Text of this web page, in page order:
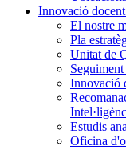
Innovació
El nostre
Pla
Unitat de
Innovació
Estudis
Oficina